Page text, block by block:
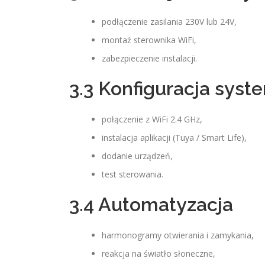
podłączenie zasilania 230V lub 24V,
montaż sterownika WiFi,
zabezpieczenie instalacji.
3.3 Konfiguracja
połączenie z WiFi 2.4 GHz,
instalacja aplikacji (Tuya / Smart Life),
dodanie urządzeń,
test sterowania.
3.4 Automatyzacja
harmonogramy otwierania i zamykania,
reakcja na światło słoneczne,